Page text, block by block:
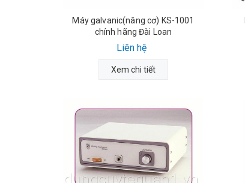
Máy galvanic(nâng cơ) KS-1001
chính hãng Đài Loan
Liên hệ
Xem chi tiết